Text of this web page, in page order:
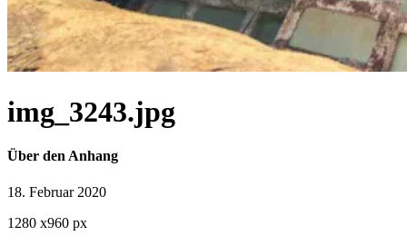
img_3243.jpg
Über den Anhang
18. Februar 2020
1280 x960 px